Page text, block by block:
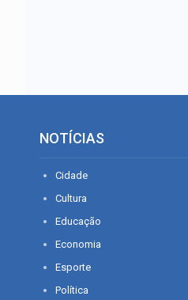
NOTÍCIAS
Cidade
Cultura
Educação
Economia
Esporte
Política